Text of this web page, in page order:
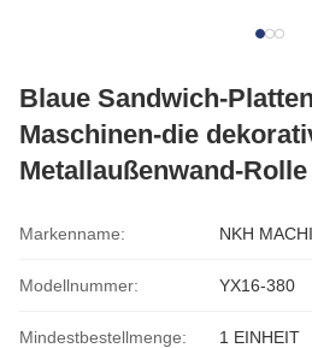
Blaue Sandwich-
Maschinen-die
Metallaußenwand-
Markenname: NKH
Modellnummer: YX16-380
Mindestbestellmenge: 1 EINHEIT